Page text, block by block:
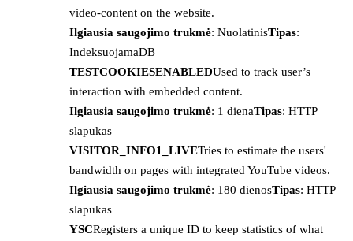
video-content on the website.
Ilgiausia saugojimo trukmė: NuolatinisTipas:
IndeksuojamaDB
TESTCOOKIESENABLEDUsed to track user’s
interaction with embedded content.
Ilgiausia saugojimo trukmė: 1 dienaTipas: HTTP
slapukas
VISITOR_INFO1_LIVETries to estimate the users'
bandwidth on pages with integrated YouTube videos.
Ilgiausia saugojimo trukmė: 180 dienosTipas: HTTP
slapukas
YSCRegisters a unique ID to keep statistics of what